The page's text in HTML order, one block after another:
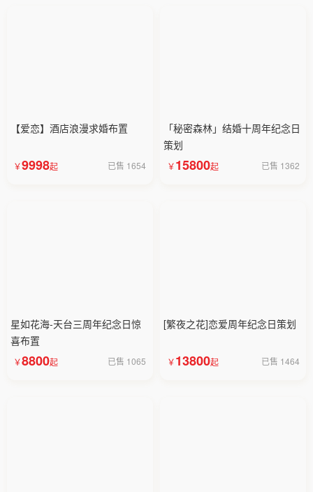
【爱恋】酒店浪漫求婚布置
9998 已售 1654
「秘密森林」结婚十周年纪念日
策划
15800 已售 1362
星如花海-天台三周年纪念日惊
喜布置
8800 已售 1065
[繁夜之花]恋爱周年纪念日策划
13800 已售 1464